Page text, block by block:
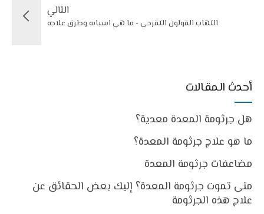
التالي
التهاب القولون التقرحي - ما هي اسبابه وطرق علاجه
أحدث المقالات
هل جرثومة المعدة معدية؟
ما هو علاج جرثومة المعدة؟
مضاعفات جرثومة المعدة
متى تموت جرثومة المعدة؟ إليك بعض الحقائق عن
علاج هذه الجرثومة